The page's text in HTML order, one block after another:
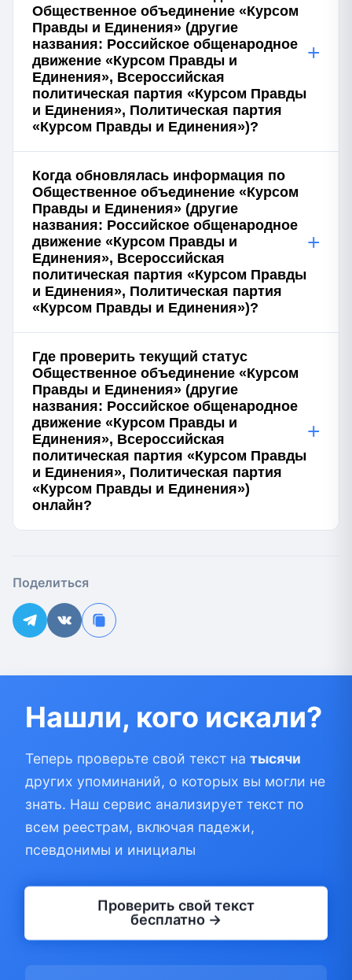
Общественное объединение «Курсом
Правды и Единения» (другие
названия: Российское общенародное
движение «Курсом Правды и
Единения», Всероссийская
политическая партия «Курсом Правды
и Единения», Политическая партия
«Курсом Правды и Единения»)?
+
Когда обновлялась информация по
Общественное объединение «Курсом
Правды и Единения» (другие
названия: Российское общенародное
движение «Курсом Правды и
Единения», Всероссийская
политическая партия «Курсом Правды
и Единения», Политическая партия
«Курсом Правды и Единения»)?
+
Где проверить текущий статус
Общественное объединение «Курсом
Правды и Единения» (другие
названия: Российское общенародное
движение «Курсом Правды и
Единения», Всероссийская
политическая партия «Курсом Правды
и Единения», Политическая партия
«Курсом Правды и Единения»)
онлайн?
+
Поделиться
Нашли, кого искали?
Теперь проверьте свой текст на тысячи
других упоминаний, о которых вы могли не
знать. Наш сервис анализирует текст по
всем реестрам, включая падежи,
псевдонимы и инициалы
Проверить свой текст
бесплатно →